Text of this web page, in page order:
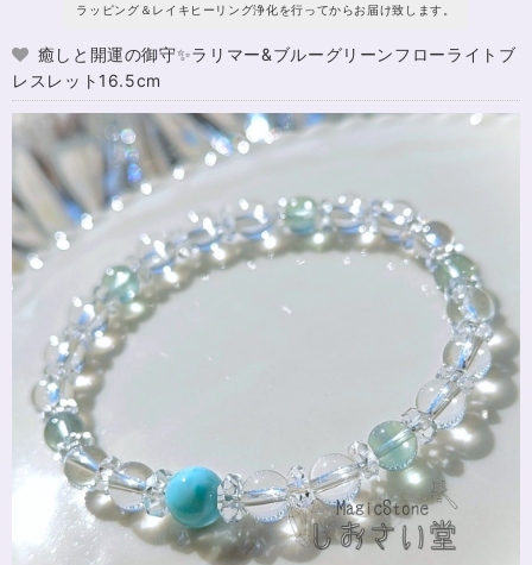
ラッピング＆レイキヒーリング浄化を行ってからお届け致します。
癒しと開運の御守✨ラリマー&ブルーグリーンフローライトブ
レスレット16.5cm